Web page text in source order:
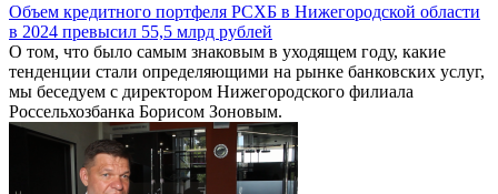
Объем кредитного портфеля РСХБ в Нижегородской области
в 2024 превысил 55,5 млрд рублей
О том, что было самым знаковым в уходящем году, какие
тенденции стали определяющими на рынке банковских услуг,
мы беседуем с директором Нижегородского филиала
Россельхозбанка Борисом Зоновым.